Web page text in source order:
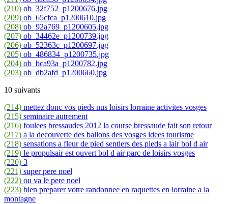
(210) ob_32f752_p1200676.jpg
(209) ob_65cfca_p1200610.jpg
(208) ob_92a769_p1200605.jpg
(207) ob_34462e_p1200739.jpg
(206) ob_52363c_p1200697.jpg
(205) ob_486834_p1200735.jpg
(204) ob_bca93a_p1200782.jpg
(203) ob_db2afd_p1200660.jpg
10 suivants
(214) mettez donc vos pieds nus loisirs lorraine activites vosges
(215) seminaire autrement
(216) foulees bressaudes 2012 la course bressaude fait son retour
(217) a la decouverte des ballons des vosges idees tourisme
(218) sensations a fleur de pied sentiers des pieds a lair bol d air
(219) le propulsair est ouvert bol d air parc de loisirs vosges
(220) 3
(221) super pere noel
(222) ou va le pere noel
(223) bien preparer votre randonnee en raquettes en lorraine a la
montagne